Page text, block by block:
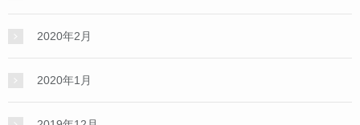
2020年2月
2020年1月